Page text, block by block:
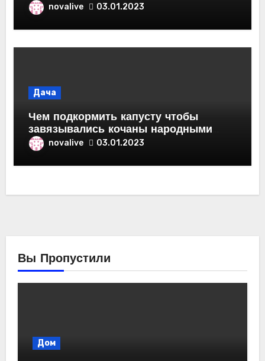
novalive 03.01.2023
Дача
Чем подкормить капусту чтобы
завязывались кочаны народными
средствами
novalive 03.01.2023
Вы Пропустили
Дом